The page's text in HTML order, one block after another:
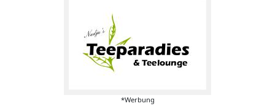
*Werbung